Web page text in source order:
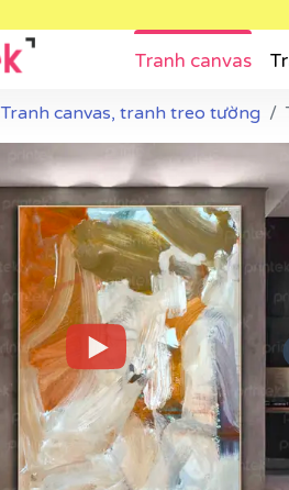
Tranh canvas
Tranh canvas, tranh treo tường